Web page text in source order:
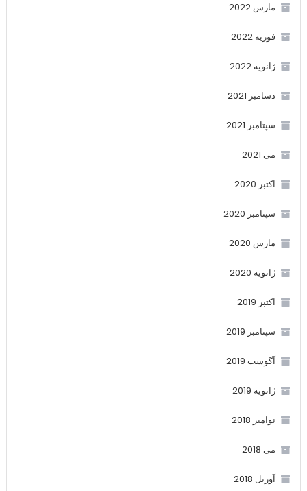
مارس 2022
فوریه 2022
ژانویه 2022
دسامبر 2021
سپتامبر 2021
می 2021
اکتبر 2020
سپتامبر 2020
مارس 2020
ژانویه 2020
اکتبر 2019
سپتامبر 2019
آگوست 2019
ژانویه 2019
نوامبر 2018
می 2018
آوریل 2018